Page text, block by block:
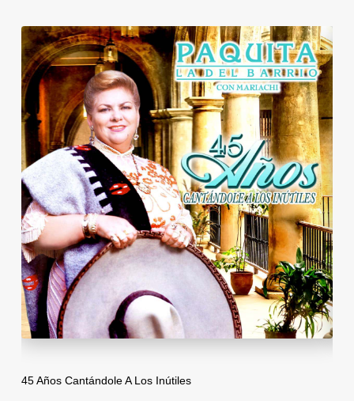
45 Años Cantándole A Los Inútiles